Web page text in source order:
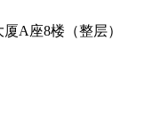
A座8楼（整层）